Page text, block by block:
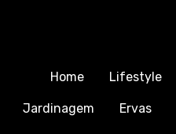
Home Lifestyle
Jardinagem Ervas